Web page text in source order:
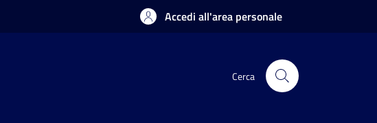
Accedi all'area personale
Cerca